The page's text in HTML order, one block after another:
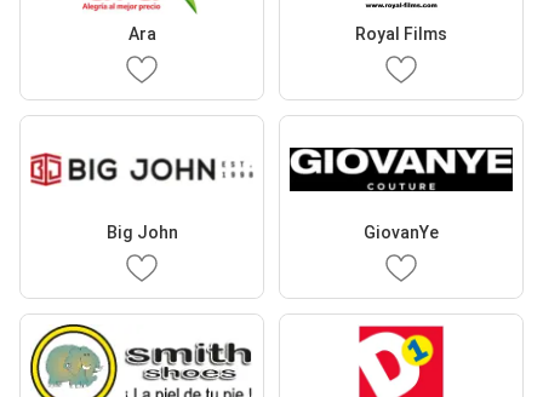
Ara Royal Films
Big John GiovanYe